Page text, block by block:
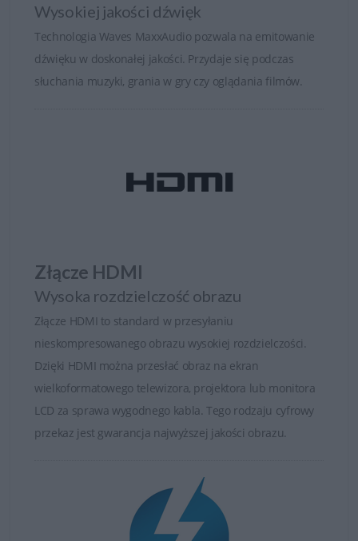
Wysokiej jakości dźwięk
Technologia Waves MaxxAudio pozwala na emitowanie
dźwięku w doskonałej jakości. Przydaje się podczas
słuchania muzyki, grania w gry czy oglądania filmów.
Złącze HDMI
Wysoka rozdzielczość obrazu
Złącze HDMI to standard w przesyłaniu
nieskompresowanego obrazu wysokiej rozdzielczości.
Dzięki HDMI można przesłać obraz na ekran
wielkoformatowego telewizora, projektora lub monitora
LCD za sprawa wygodnego kabla. Tego rodzaju cyfrowy
przekaz jest gwarancja najwyższej jakości obrazu.